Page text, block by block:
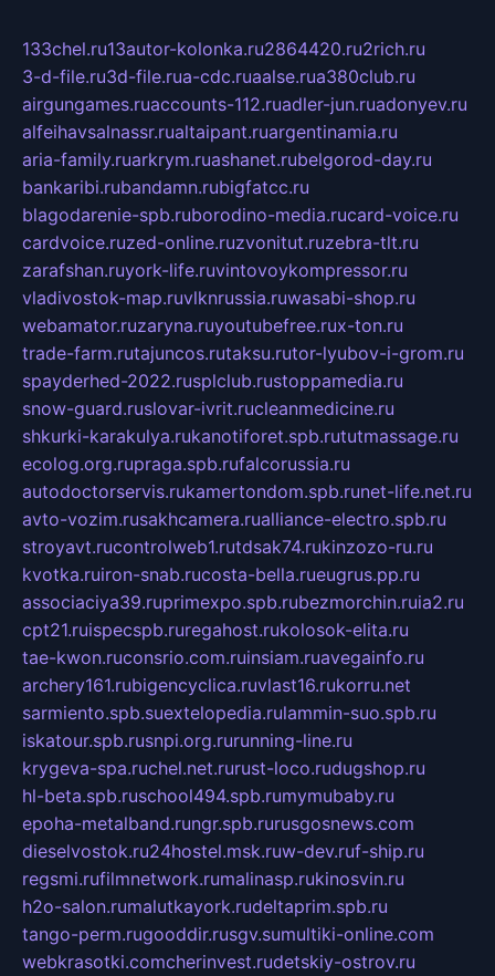
133chel.ru13autor-kolonka.ru2864420.ru2rich.ru
3-d-file.ru3d-file.rua-cdc.ruaalse.rua380club.ru
airgungames.ruaccounts-112.ruadler-jun.ruadonyev.ru
alfeihavsalnassr.rualtaipant.ruargentinamia.ru
aria-family.ruarkrym.ruashanet.rubelgorod-day.ru
bankaribi.rubandamn.rubigfatcc.ru
blagodarenie-spb.ruborodino-media.rucard-voice.ru
cardvoice.ruzed-online.ruzvonitut.ruzebra-tlt.ru
zarafshan.ruyork-life.ruvintovoykompressor.ru
vladivostok-map.ruvlknrussia.ruwasabi-shop.ru
webamator.ruzaryna.ruyoutubefree.rux-ton.ru
trade-farm.rutajuncos.rutaksu.rutor-lyubov-i-grom.ru
spayderhed-2022.rusplclub.rustoppamedia.ru
snow-guard.ruslovar-ivrit.rucleanmedicine.ru
shkurki-karakulya.rukanotiforet.spb.rututmassage.ru
ecolog.org.rupraga.spb.rufalcorussia.ru
autodoctorservis.rukamertondom.spb.runet-life.net.ru
avto-vozim.rusakhcamera.rualliance-electro.spb.ru
stroyavt.rucontrolweb1.rutdsak74.rukinzozo-ru.ru
kvotka.ruiron-snab.rucosta-bella.rueugrus.pp.ru
associaciya39.ruprimexpo.spb.rubezmorchin.ruia2.ru
cpt21.ruispecspb.ruregahost.rukolosok-elita.ru
tae-kwon.ruconsrio.com.ruinsiam.ruavegainfo.ru
archery161.rubigencyclica.ruvlast16.rukorru.net
sarmiento.spb.suextelopedia.rulammin-suo.spb.ru
iskatour.spb.rusnpi.org.rurunning-line.ru
krygeva-spa.ruchel.net.rurust-loco.rudugshop.ru
hl-beta.spb.ruschool494.spb.rumymubaby.ru
epoha-metalband.rungr.spb.rurusgosnews.com
dieselvostok.ru24hostel.msk.ruw-dev.ruf-ship.ru
regsmi.rufilmnetwork.rumalinasp.rukinosvin.ru
h2o-salon.rumalutkayork.rudeltaprim.spb.ru
tango-perm.rugooddir.rusgv.sumultiki-online.com
webkrasotki.comcherinvest.rudetskiy-ostrov.ru